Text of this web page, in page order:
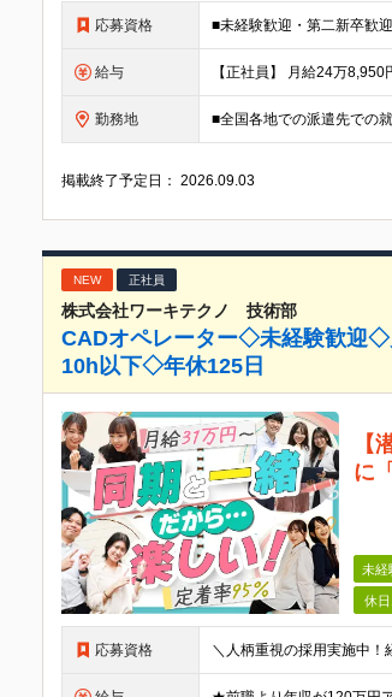
応募資格
給与
勤務地
掲載終了予定日：2026.09.03
NEW 正社員
株式会社ワーキテクノ 技術部
CADオペレーター◇未経験歓迎
10h以下◇年休125日
【
に
未経
休
応募資格